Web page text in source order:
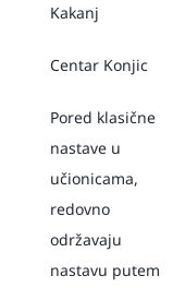
Kakanj
Centar Konjic
Pored klasične
nastave u
učionicama,
redovno
održavaju
nastavu putem